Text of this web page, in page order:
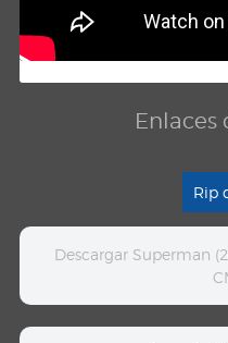
Enlaces
Rip
Descargar Superman